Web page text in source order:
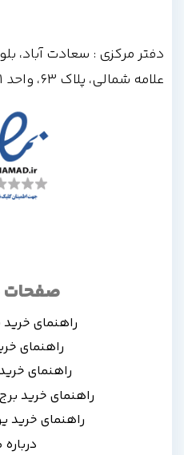
صفحات
راهنمای
راهنمای
راهنمای
راهنمای خرید
راهنمای خرید
درباره
دفتر مرکزی : سعادت آباد،
علامه شمالی، پلاک 63، واحد 1